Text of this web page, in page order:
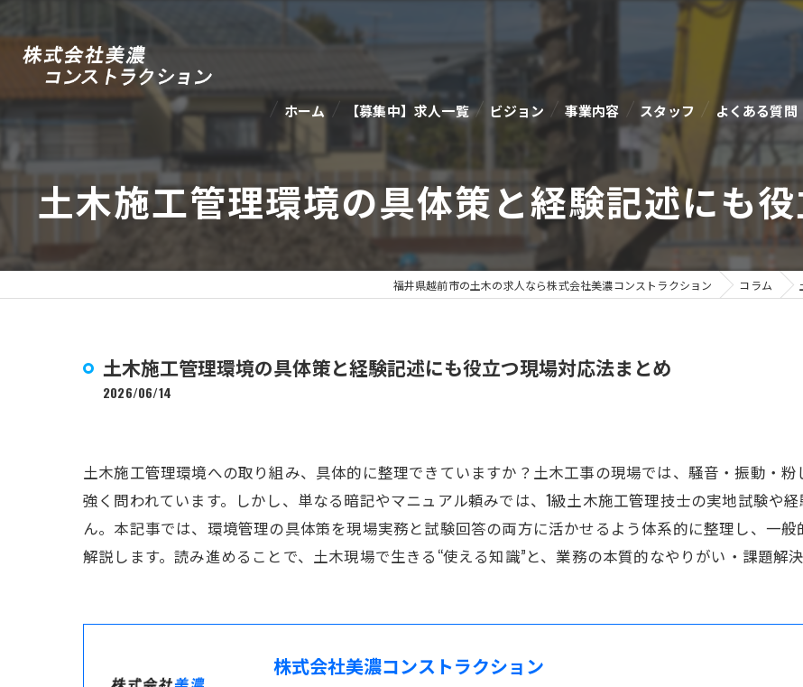
ホーム 【募集中】求人一覧 ビジョン 事業内容 スタッフ よくある質問
土木施工管理環境の具体策と経験記述にも
福井県越前市の土木の求人なら株式会社美濃コンストラクション コラム
土木施工管理環境の具体策と経験記述にも役立つ現場対応法まとめ
2026/06/14
土木施工管理環境への取り組み、具体的に整理できていますか？土木工事の現場では、騒音・振動・
強く問われています。しかし、単なる暗記やマニュアル頼みでは、1級土木施工管理技士の実地試験や
ん。本記事では、環境管理の具体策を現場実務と試験回答の両方に活かせるよう体系的に整理し、一
解説します。読み進めることで、土木現場で生きる“使える知識”と、業務の本質的なやりがい・課題解
株式会社美濃コンストラクション